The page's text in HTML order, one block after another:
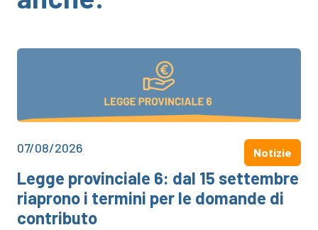
07/08/2026 Notizie
Legge provinciale 6: dal 15 settembre
riaprono i termini per le domande di
contributo